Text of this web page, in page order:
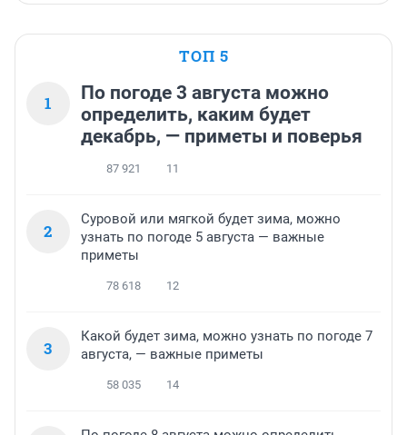
ТОП 5
1
По погоде 3 августа можно
определить, каким будет
декабрь, — приметы и поверья
87 921 11
2
Суровой или мягкой будет зима, можно
узнать по погоде 5 августа — важные
приметы
78 618 12
3
Какой будет зима, можно узнать по погоде 7
августа, — важные приметы
58 035 14